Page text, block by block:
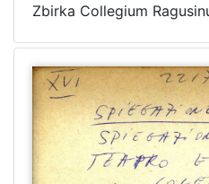
Zbirka Collegium